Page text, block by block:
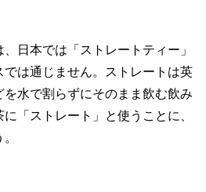
日本では「ストレートティー」
は通じません。ストレートは英
水で割らずにそのまま飲む飲み
「ストレート」と使うことに、